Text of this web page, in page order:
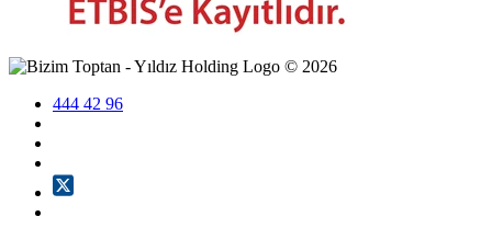
© 2026
444 42 96